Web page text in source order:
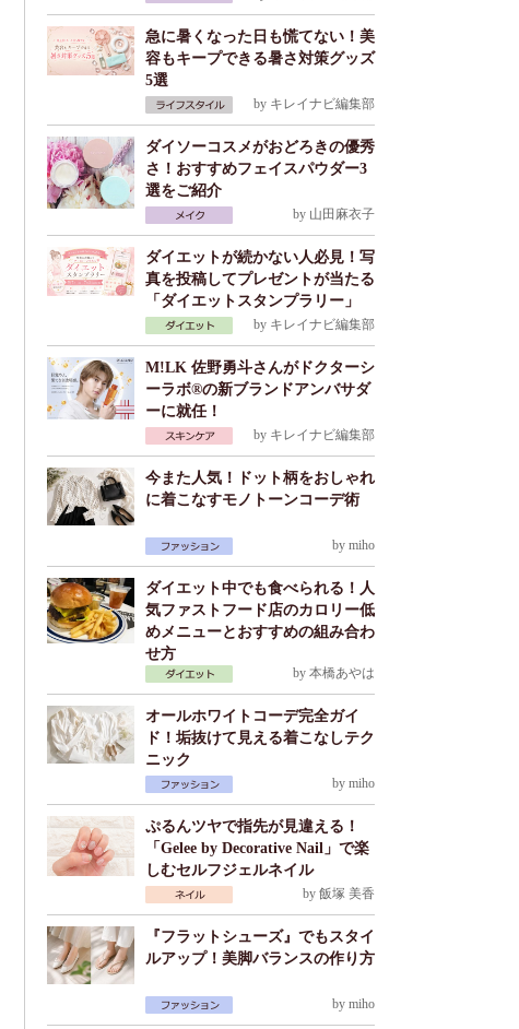
急に暑くなった日も慌てない！美
容もキープできる暑さ対策グッズ
5選
by キレイナビ編集部
ダイソーコスメがおどろきの優秀
さ！おすすめフェイスパウダー3
選をご紹介
by 山田麻衣子
ダイエットが続かない人必見！写
真を投稿してプレゼントが当たる
「ダイエットスタンプラリー」
by キレイナビ編集部
M!LK 佐野勇斗さんがドクターシ
ーラボ®の新ブランドアンバサダ
ーに就任！
by キレイナビ編集部
今また人気！ドット柄をおしゃれ
に着こなすモノトーンコーデ術
by miho
ダイエット中でも食べられる！人
気ファストフード店のカロリー低
めメニューとおすすめの組み合わ
せ方
by 本橋あやは
オールホワイトコーデ完全ガイ
ド！垢抜けて見える着こなしテク
ニック
by miho
ぷるんツヤで指先が見違える！
「Gelee by Decorative Nail」で楽
しむセルフジェルネイル
by 飯塚 美香
『フラットシューズ』でもスタイ
ルアップ！美脚バランスの作り方
by miho